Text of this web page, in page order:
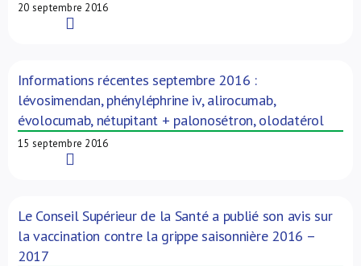
20 septembre 2016
Informations récentes septembre 2016 :
lévosimendan, phényléphrine iv, alirocumab,
évolocumab, nétupitant + palonosétron, olodatérol
15 septembre 2016
Le Conseil Supérieur de la Santé a publié son avis sur
la vaccination contre la grippe saisonnière 2016 –
2017